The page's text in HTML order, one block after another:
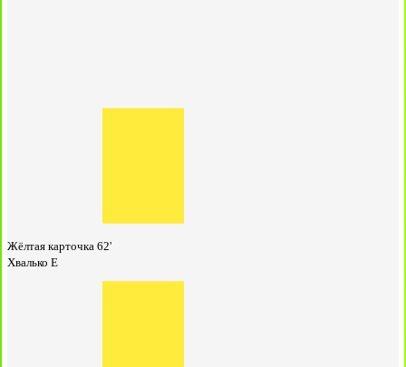
Жёлтая карточка 62'
Хвалько Е